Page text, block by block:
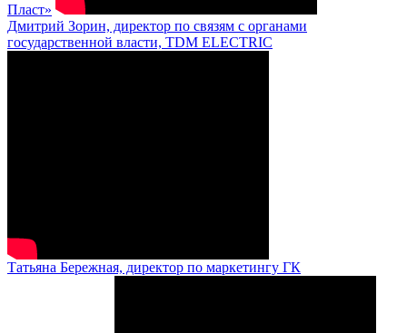
Пласт»
Дмитрий Зорин, директор по связям с органами
государственной власти, TDM ELECTRIC
Татьяна Бережная, директор по маркетингу ГК